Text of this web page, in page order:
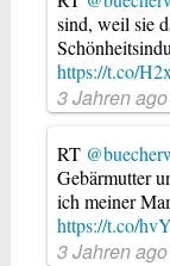
sind, weil sie
https://t.co/
3 Jahren ago
RT
Gebärmutter
ich meiner
https://t.co/
3 Jahren ago